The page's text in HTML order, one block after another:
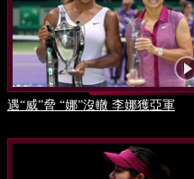
遇“威”脅 “娜”沒轍 李娜獲亞軍